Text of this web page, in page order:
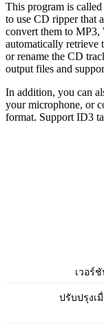
This program is
to use CD ripper that
convert them to
automatically retrieve
or rename the CD
output files and
In addition, you can
your microphone, or
format. Support ID3
เวอร์
ปรับปรุงเ